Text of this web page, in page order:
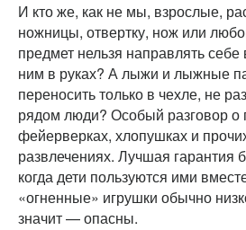
И кто же, как не мы, взрослые,
ножницы, отвертку, нож или
предмет нельзя направлять себе
ним в руках? А лыжи и лыжные
переносить только в чехле, не
рядом люди? Особый разговор о
фейерверках, хлопушках и
развлечениях. Лучшая гарантия
когда дети пользуются ими
«огненные» игрушки обычно
значит — опасны.